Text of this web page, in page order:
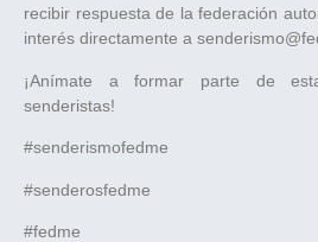
recibir respuesta de la federación
interés directamente a
¡Anímate a formar parte de
senderistas!
#senderismofedme
#senderosfedme
#fedme